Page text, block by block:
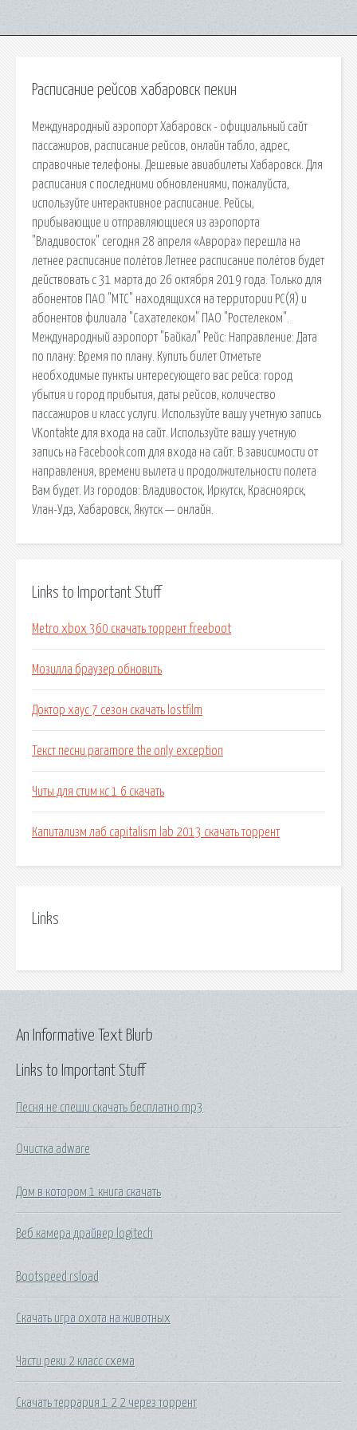
Расписание рейсов хабаровск пекин
Международный аэропорт Хабаровск - официальный сайт
пассажиров, расписание рейсов, онлайн табло, адрес,
справочные телефоны. Дешевые авиабилеты Хабаровск. Для
расписания с последними обновлениями, пожалуйста,
используйте интерактивное расписание. Рейсы,
прибывающие и отправляющиеся из аэропорта
"Владивосток" сегодня 28 апреля «Аврора» перешла на
летнее расписание полётов Летнее расписание полётов будет
действовать с 31 марта до 26 октября 2019 года. Только для
абонентов ПАО "МТС" находящихся на территории РС(Я) и
абонентов филиала "Сахателеком" ПАО "Ростелеком".
Международный аэропорт "Байкал" Рейс: Направление: Дата
по плану: Время по плану. Купить билет Отметьте
необходимые пункты интересующего вас рейса: город
убытия и город прибытия, даты рейсов, количество
пассажиров и класс услуги. Используйте вашу учетную запись
VKontakte для входа на сайт. Используйте вашу учетную
запись на Facebook.com для входа на сайт. В зависимости от
направления, времени вылета и продолжительности полета
Вам будет. Из городов: Владивосток, Иркутск, Красноярск,
Улан-Удэ, Хабаровск, Якутск — онлайн.
Links to Important Stuff
Metro xbox 360 скачать торрент freeboot
Мозилла браузер обновить
Доктор хаус 7 сезон скачать lostfilm
Текст песни paramore the only exception
Читы для стим кс 1 6 скачать
Капитализм лаб capitalism lab 2013 скачать торрент
Links
Links to Important Stuff
Песня не спеши скачать бесплатно mp3
Очистка adware
Дом в котором 1 книга скачать
Веб камера драйвер logitech
Bootspeed rsload
Скачать игра охота на животных
Части реки 2 класс схема
Скачать террария 1 2 2 через торрент
An Informative Text Blurb